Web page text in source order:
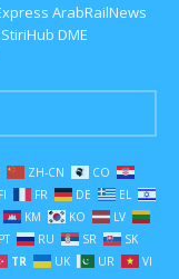
ArabRailNews
StiriHub DME
ZH-CN
CO
FI FR DE
EL
KM KO
LV
PT RU SR
SK
TR UK UR VI